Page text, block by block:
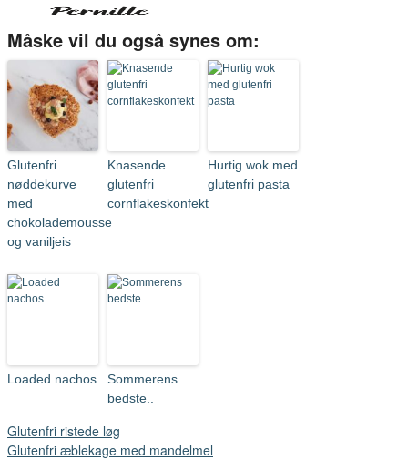
Måske vil du også synes om:
Glutenfri
nøddekurve
med
chokolademousse
og vaniljeis
Knasende
glutenfri
cornflakeskonfekt
Hurtig wok med
glutenfri pasta
Loaded nachos
Sommerens
bedste..
Glutenfri ristede løg
Glutenfri æblekage med mandelmel